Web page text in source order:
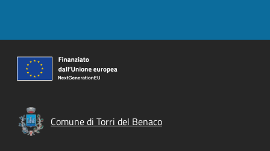
Comune di Torri del Benaco